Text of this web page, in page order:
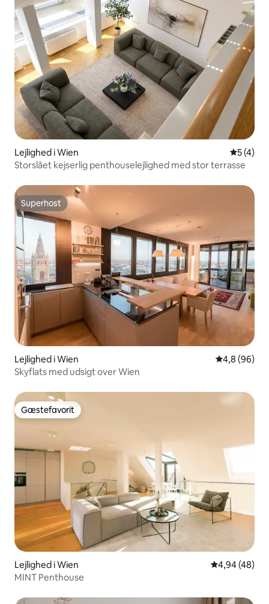
Lejlighed i Wien 5 ud af 5
5 (4)
Storslået kejserlig penthouselejlighed med stor terrasse
Superhost
Superhost
Lejlighed i Wien 4,8 ud af 5 i
4,8 (96)
Skyflats med udsigt over Wien
Gæstefavorit
Gæstefavorit
Lejlighed i Wien 4,94 ud af 5 i
4,94 (48)
MINT Penthouse